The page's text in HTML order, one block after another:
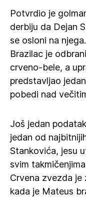
Potvrdio je
derbiju da Dejan
se osloni na
Brazilac je
crveno-bele, a
predstavljao
pobedi nad
Još jedan
jedan od
Stankovića, jesu
svim
Crvena zvezda je
kada je Mateus